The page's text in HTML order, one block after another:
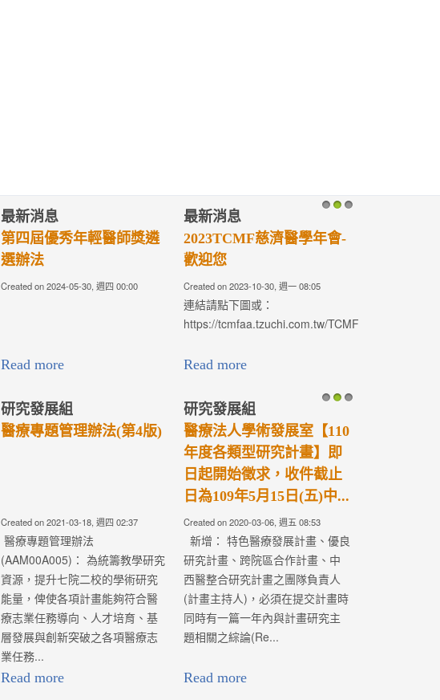
最新消息
第四屆優秀年輕醫師獎遴
選辦法
Created on 2024-05-30, 週四 00:00
Read more
最新消息
2023TCMF慈濟醫學年會-
歡迎您
Created on 2023-10-30, 週一 08:05
連結請點下圖或：
https://tcmfaa.tzuchi.com.tw/TCMF2023/
Read more
研究發展組
醫療專題管理辦法(第4版)
Created on 2021-03-18, 週四 02:37
醫療專題管理辦法
(AAM00A005)： 為統籌教學研究
資源，提升七院二校的學術研究
能量，俾使各項計畫能夠符合醫
療志業任務導向、人才培育、基
層發展與創新突破之各項醫療志
業任務...
Read more
研究發展組
醫療法人學術發展室【110
年度各類型研究計畫】即
日起開始徵求，收件截止
日為109年5月15日(五)中...
Created on 2020-03-06, 週五 08:53
新增： 特色醫療發展計畫、優良
研究計畫、跨院區合作計畫、中
西醫整合研究計畫之團隊負責人
(計畫主持人)，必須在提交計畫時
同時有一篇一年內與計畫研究主
題相關之綜論(Re...
Read more